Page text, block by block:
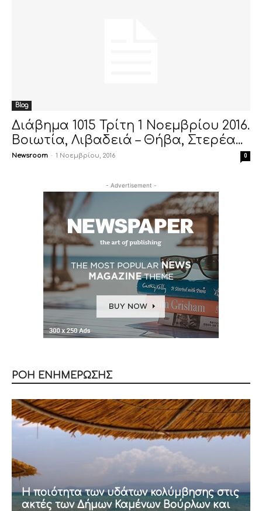
Blog
Διάβημα 1015 Τρίτη 1 Νοεμβρίου 2016.
Βοιωτία, Λιβαδειά – Θήβα, Στερέα...
Newsroom - 1 Νοεμβρίου, 2016 0
- Advertisement -
ΡΟΗ ΕΝΗΜΕΡΩΣΗΣ
Η ποιότητα των υδάτων κολύμβησης στις
ακτές των Δήμων Καμένων Βούρλων και